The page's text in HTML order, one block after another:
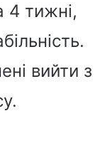
4 тижні,
вийти з